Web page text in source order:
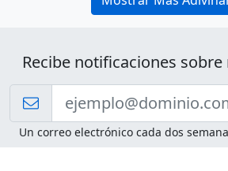
Recibe notificaciones
Un correo electrónico cada dos